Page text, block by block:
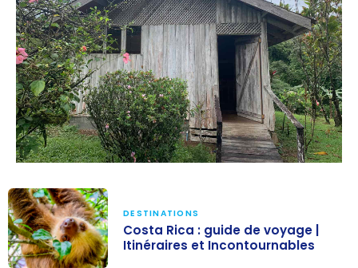
DESTINATIONS
Costa Rica : guide de voyage |
Itinéraires et Incontournables